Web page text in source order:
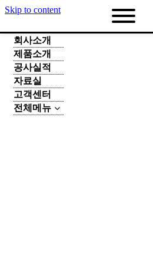
Skip to content
회사소개
제품소개
공사실적
자료실
고객센터
전체메뉴